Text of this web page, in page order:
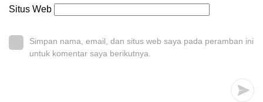
Situs Web
Simpan nama, email, dan situs web saya pada peramban ini
untuk komentar saya berikutnya.